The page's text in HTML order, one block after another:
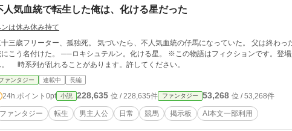
人気血統で転生した俺は、化ける星だった
は休み休み持て
三歳フリーター、孤独死。 気づいたら、不人気血統の仔馬になっていた。 父は終わっ
う名付けた。 ──ロキシュテルン。化ける星。 ※この物語はフィクションです。登場人物、団体は一切現実と関係ありませ
。 時系列が乱れることがあります。許してください。
ァンタジー 連載中 長編
24h.ポイント 0pt 小説 228,635 位 / 228,635件 ファンタジー 53,268 位 / 53,268件
ファンタジー 転生 男主人公 日常 競馬 掲示板 AI本文一部利用